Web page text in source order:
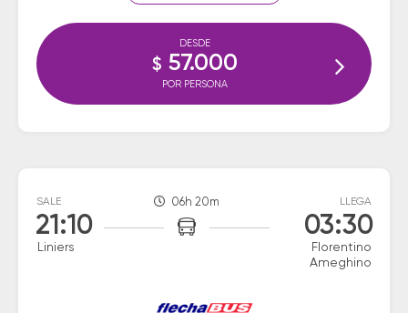
DESDE
$ 57.000
POR PERSONA
SALE
21:10
Liniers
06h 20m LLEGA
03:30
Florentino
Ameghino